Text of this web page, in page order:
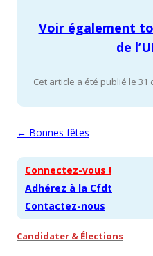
Voir également
de
Cet article a été publié le 31
Navigation des articles
← Bonnes fêtes
Connectez-vous !
Adhérez à la Cfdt
Contactez-nous
Candidater & Élections